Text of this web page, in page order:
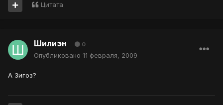
Цитата
Шилиэн 0
Опубликовано 11 февраля, 2009
А Зигоз?